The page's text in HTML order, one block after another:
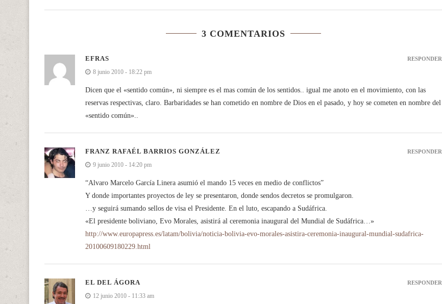
3 COMENTARIOS
EFRAS
8 junio 2010 - 18:22 pm
Dicen que el «sentido común», ni siempre es el mas común de los sentidos.. igual me anoto en el movimiento, con las
reservas respectivas, claro. Barbaridades se han cometido en nombre de Dios en el pasado, y hoy se cometen en nombre del
«sentido común»..
RESPONDER
FRANZ RAFAÉL BARRIOS GONZÁLEZ
9 junio 2010 - 14:20 pm
“Alvaro Marcelo García Linera asumió el mando 15 veces en medio de conflictos”
Y donde importantes proyectos de ley se presentaron, donde sendos decretos se promulgaron.
…y seguirá sumando sellos de visa el Presidente. En el luto, escapando a Sudáfrica.
«El presidente boliviano, Evo Morales, asistirá al ceremonia inaugural del Mundial de Sudáfrica…»
http://www.europapress.es/latam/bolivia/noticia-bolivia-evo-morales-asistira-ceremonia-inaugural-mundial-sudafrica-
20100609180229.html
RESPONDER
EL DEL ÁGORA
12 junio 2010 - 11:33 am
RESPONDER